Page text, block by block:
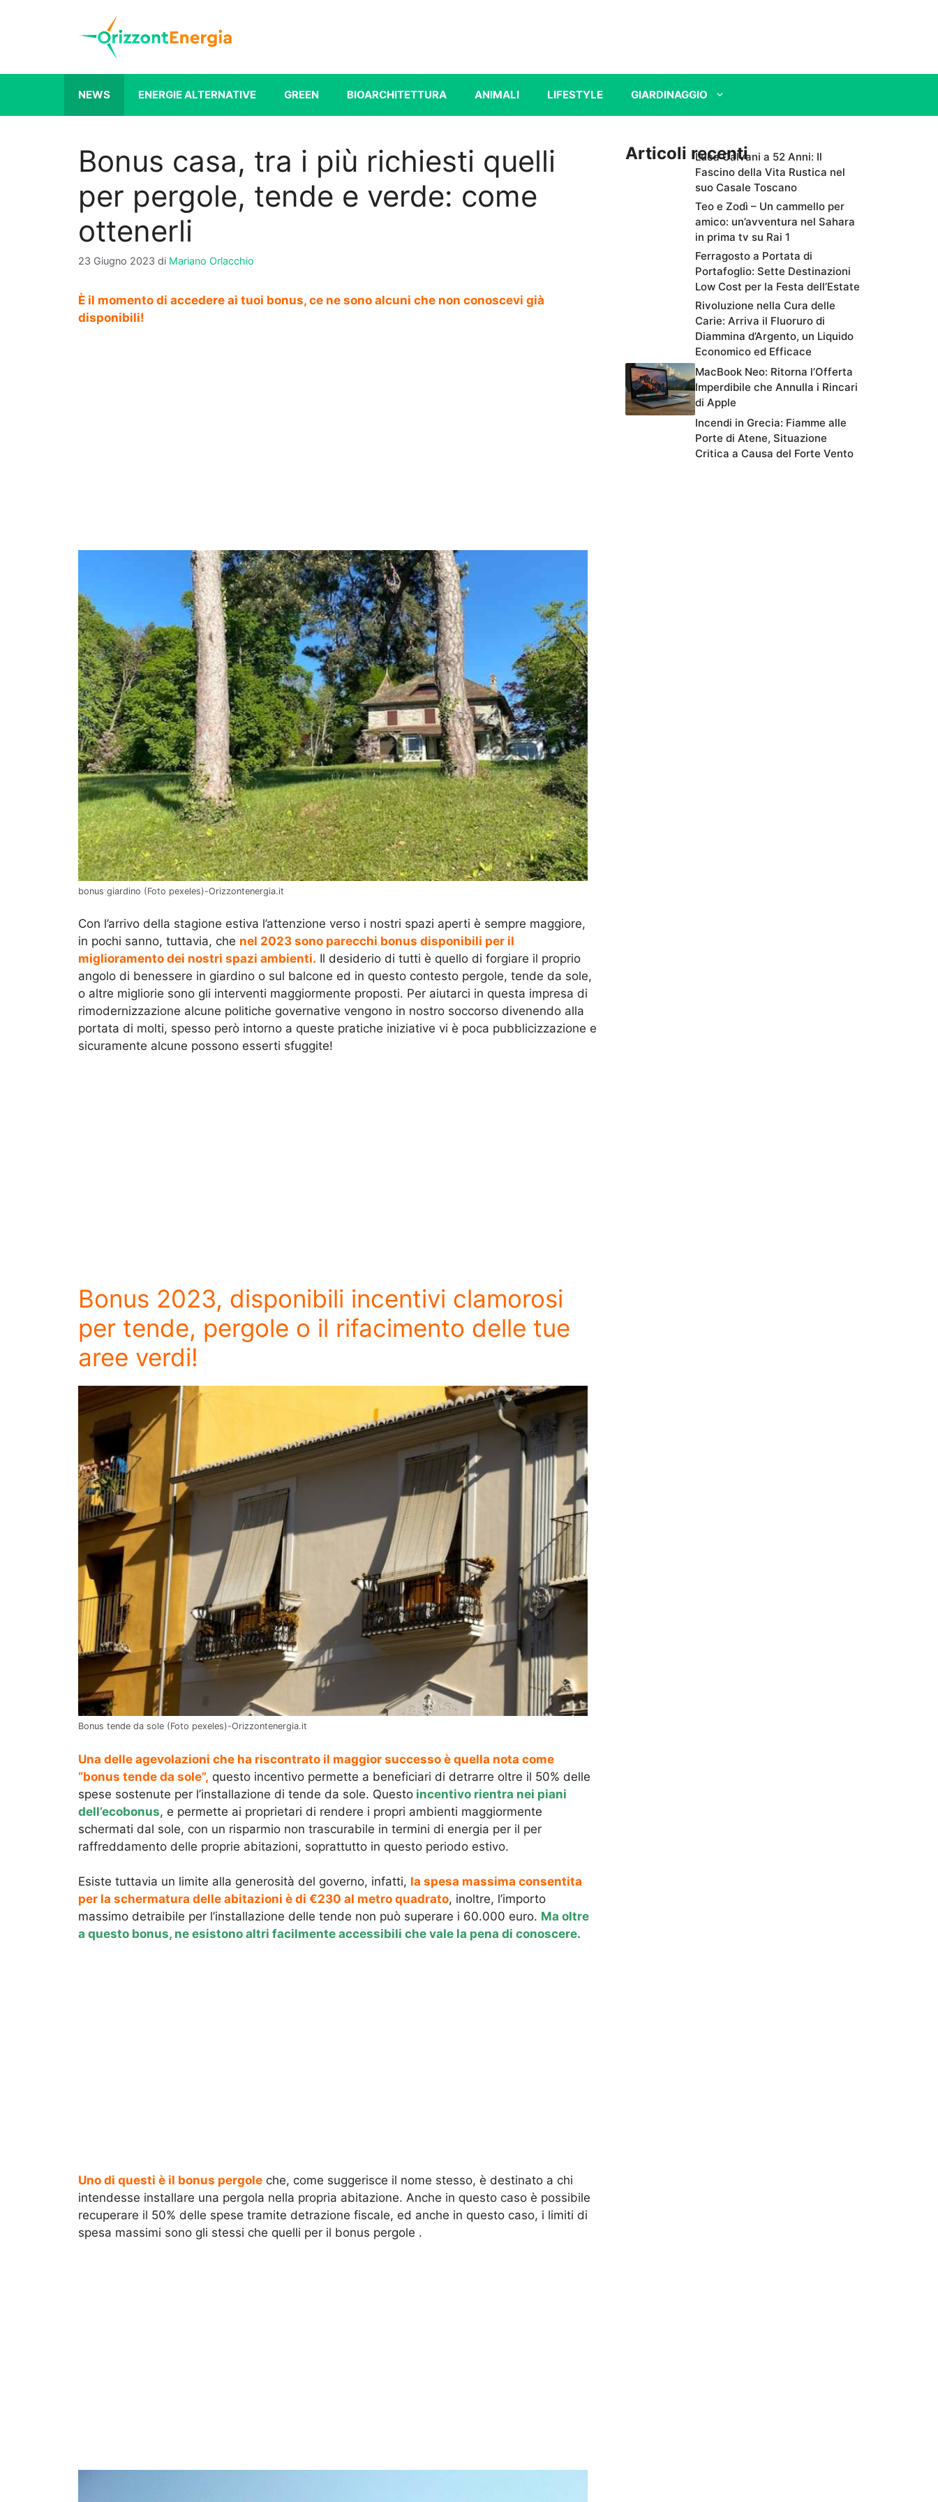
NEWS ENERGIE ALTERNATIVE GREEN BIOARCHITETTURA ANIMALI LIFESTYLE GIARDINAGGIO
Bonus casa, tra i più richiesti quelli
per pergole, tende e verde: come
ottenerli
23 Giugno 2023 di Mariano Orlacchio
È il momento di accedere ai tuoi bonus, ce ne sono alcuni che non conoscevi già
disponibili!
bonus giardino (Foto pexeles)-Orizzontenergia.it
Con l’arrivo della stagione estiva l’attenzione verso i nostri spazi aperti è sempre maggiore,
in pochi sanno, tuttavia, che nel 2023 sono parecchi bonus disponibili per il
miglioramento dei nostri spazi ambienti. Il desiderio di tutti è quello di forgiare il proprio
angolo di benessere in giardino o sul balcone ed in questo contesto pergole, tende da sole,
o altre migliorie sono gli interventi maggiormente proposti. Per aiutarci in questa impresa di
rimodernizzazione alcune politiche governative vengono in nostro soccorso divenendo alla
portata di molti, spesso però intorno a queste pratiche iniziative vi è poca pubblicizzazione e
sicuramente alcune possono esserti sfuggite!
Bonus 2023, disponibili incentivi clamorosi
per tende, pergole o il rifacimento delle tue
aree verdi!
Bonus tende da sole (Foto pexeles)-Orizzontenergia.it
Una delle agevolazioni che ha riscontrato il maggior successo è quella nota come
“bonus tende da sole”, questo incentivo permette a beneficiari di detrarre oltre il 50% delle
spese sostenute per l’installazione di tende da sole. Questo incentivo rientra nei piani
dell’ecobonus, e permette ai proprietari di rendere i propri ambienti maggiormente
schermati dal sole, con un risparmio non trascurabile in termini di energia per il per
raffreddamento delle proprie abitazioni, soprattutto in questo periodo estivo.
Esiste tuttavia un limite alla generosità del governo, infatti, la spesa massima consentita
per la schermatura delle abitazioni è di €230 al metro quadrato, inoltre, l’importo
massimo detraibile per l’installazione delle tende non può superare i 60.000 euro. Ma oltre
a questo bonus, ne esistono altri facilmente accessibili che vale la pena di conoscere.
Uno di questi è il bonus pergole che, come suggerisce il nome stesso, è destinato a chi
intendesse installare una pergola nella propria abitazione. Anche in questo caso è possibile
recuperare il 50% delle spese tramite detrazione fiscale, ed anche in questo caso, i limiti di
spesa massimi sono gli stessi che quelli per il bonus pergole .
Articoli recentiLuca Calvani a 52 Anni: Il
Fascino della Vita Rustica nel
suo Casale Toscano
Teo e Zodì – Un cammello per
amico: un’avventura nel Sahara
in prima tv su Rai 1
Ferragosto a Portata di
Portafoglio: Sette Destinazioni
Low Cost per la Festa dell’Estate
Rivoluzione nella Cura delle
Carie: Arriva il Fluoruro di
Diammina d’Argento, un Liquido
Economico ed Efficace
MacBook Neo: Ritorna l’Offerta
Imperdibile che Annulla i Rincari
di Apple
Incendi in Grecia: Fiamme alle
Porte di Atene, Situazione
Critica a Causa del Forte Vento